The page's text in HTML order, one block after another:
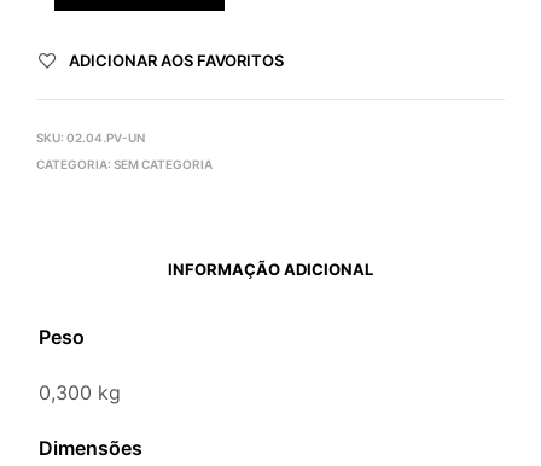
ADICIONAR AOS FAVORITOS
SKU: 02.04.PV-UN
CATEGORIA: SEM CATEGORIA
INFORMAÇÃO ADICIONAL
Peso
0,300 kg
Dimensões